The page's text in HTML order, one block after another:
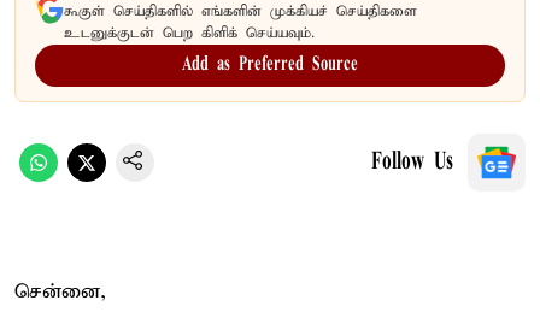
கூகுள் செய்திகளில் எங்களின் முக்கியச் செய்திகளை
உடனுக்குடன் பெற கிளிக் செய்யவும்.
Add as Preferred Source
Follow Us
சென்னை,